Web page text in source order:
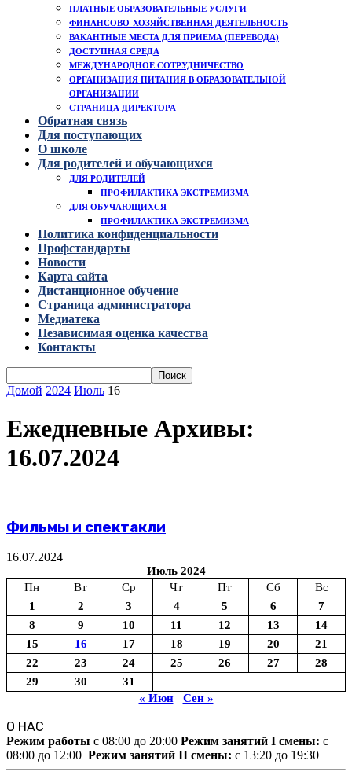
ПЛАТНЫЕ ОБРАЗОВАТЕЛЬНЫЕ УСЛУГИ
ФИНАНСОВО-ХОЗЯЙСТВЕННАЯ ДЕЯТЕЛЬНОСТЬ
ВАКАНТНЫЕ МЕСТА ДЛЯ ПРИЕМА (ПЕРЕВОДА)
ДОСТУПНАЯ СРЕДА
МЕЖДУНАРОДНОЕ СОТРУДНИЧЕСТВО
ОРГАНИЗАЦИЯ ПИТАНИЯ В ОБРАЗОВАТЕЛЬНОЙ
ОРГАНИЗАЦИИ
СТРАНИЦА ДИРЕКТОРА
Обратная связь
Для поступающих
О школе
Для родителей и обучающихся
ДЛЯ РОДИТЕЛЕЙ
ПРОФИЛАКТИКА ЭКСТРЕМИЗМА
ДЛЯ ОБУЧАЮЩИХСЯ
ПРОФИЛАКТИКА ЭКСТРЕМИЗМА
Политика конфиденциальности
Профстандарты
Новости
Карта сайта
Дистанционное обучение
Страница администратора
Медиатека
Независимая оценка качества
Контакты
Домой 2024 Июль 16
Ежедневные Архивы:
16.07.2024
Фильмы и спектакли
16.07.2024
Июль 2024
Пн
Вт Ср Чт Пт Сб
Вс
1
2 3 4 5 6
7
8
9 10 11 12 13
14
15
16 17 18 19 20
21
22
23 24 25 26 27
28
29
30
31
« Июн
Сен »
О НАС
Режим работы c 08:00 до 20:00 Режим занятий I смены: c
08:00 до 12:00 Режим занятий II смены: c 13:20 до 19:30